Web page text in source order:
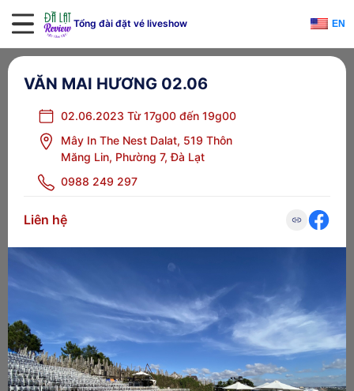
Tổng đài đặt vé liveshow EN
VĂN MAI HƯƠNG 02.06
02.06.2023 Từ 17g00 đến 19g00
Mây In The Nest Dalat, 519 Thôn
Măng Lin, Phường 7, Đà Lạt
0988 249 297
Liên hệ